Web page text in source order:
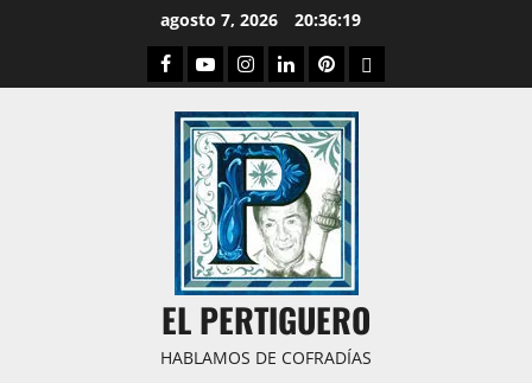
agosto 7, 2026 20:36:20
Facebook
YoutubeInstagram
LinkedPinterestDribbble
EL PERTIGUERO
HABLAMOS DE COFRADÍAS